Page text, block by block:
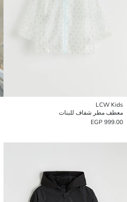
LCW Kids
معطف مطر شفاف للبنات
999.00 EGP